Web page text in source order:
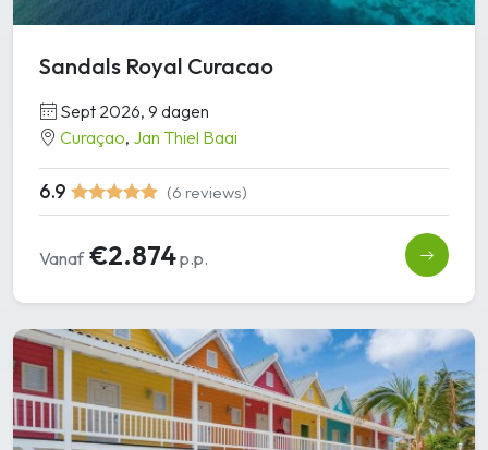
Sandals Royal Curacao
Sept 2026, 9 dagen
Curaçao, Jan Thiel Baai
6.9 (6 reviews)
Vanaf€2.874p.p.